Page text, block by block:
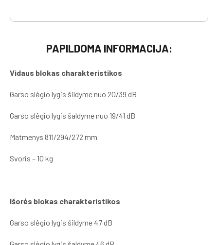
PAPILDOMA INFORMACIJA:
Vidaus blokas charakteristikos
Garso slėgio lygis šildyme nuo 20/39 dB
Garso slėgio lygis šaldyme nuo 19/41 dB
Matmenys 811/294/272 mm
Svoris – 10 kg
Išorės blokas charakteristikos
Garso slėgio lygis šildyme 47 dB